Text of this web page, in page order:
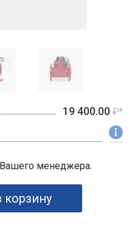
19 400.00 ₽*
Вашего менеджера.